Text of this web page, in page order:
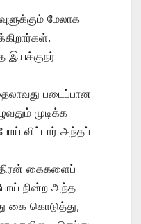
மேலாக
இயக்குநர்
படைப்பான
முடிக்க
போய் விட்டார் அந்தப்
கைகளைப்
நின்ற அந்த
கை கொடுத்து,